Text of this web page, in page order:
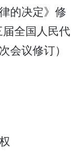
的决定》修
全国人民代
会议修订）